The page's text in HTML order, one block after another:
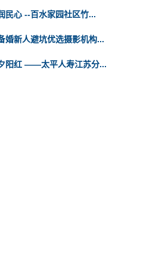
民心 --百水家园社区竹...
婚新人避坑优选摄影机构...
阳红 ——太平人寿江苏分...